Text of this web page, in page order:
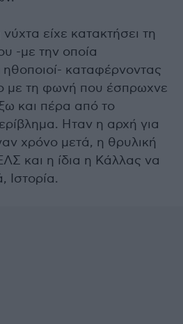
είχε κατακτήσει τη
-με την οποία
ηθοποιοί- καταφέρνοντας
με τη φωνή που έσπρωχνε
και πέρα από το
Ηταν η αρχή για
χρόνο μετά, η θρυλική
και η ίδια η Κάλλας να
Ιστορία.